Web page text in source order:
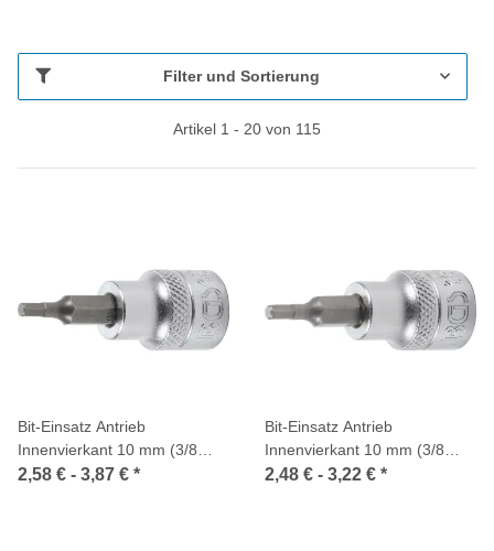
Filter und Sortierung
Artikel 1 - 20 von 115
Bit-Einsatz Antrieb
Innenvierkant 10 mm (3/8
Zoll) Innensechskant
2,58 € - 3,87 € *
Bit-Einsatz Antrieb
Innenvierkant 10 mm (3/8
Zoll) Innensechskant
2,48 € - 3,22 € *